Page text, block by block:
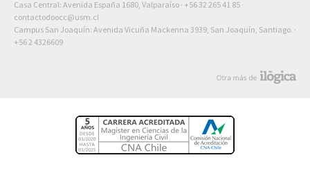
Casa Central: Avenida España 1680, Valparaíso · +56 32 265 41 85 ·
contactodoocc@usm.cl
Campus San Joaquín: Avenida Vicuña Mackenna 3939, San Joaquín, Santiago. ·
+56 2 4326609